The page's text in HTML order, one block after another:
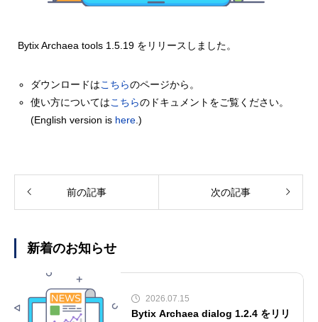
Bytix Archaea tools 1.5.19 をリリースしました。
ダウンロードはこちらのページから。
使い方についてはこちらのドキュメントをご覧ください。
(English version is here .)
前の記事 次の記事
新着のお知らせ
2026.07.15
Bytix Archaea dialog 1.2.4 をリリ